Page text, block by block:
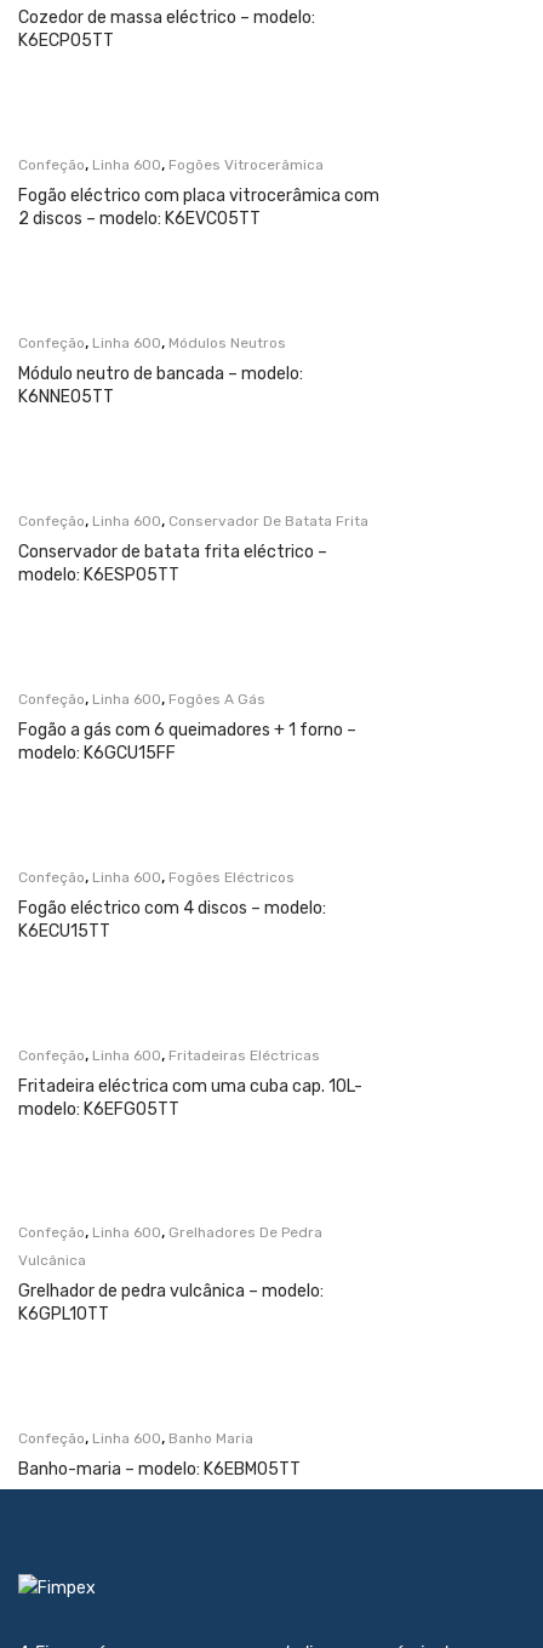
Cozedor de massa eléctrico – modelo:
K6ECP05TT
Confeção, Linha 600, Fogões Vitrocerâmica
Fogão eléctrico com placa vitrocerâmica com
2 discos – modelo: K6EVC05TT
Confeção, Linha 600, Módulos Neutros
Módulo neutro de bancada – modelo:
K6NNE05TT
Confeção, Linha 600, Conservador De Batata Frita
Conservador de batata frita eléctrico –
modelo: K6ESP05TT
Confeção, Linha 600, Fogões A Gás
Fogão a gás com 6 queimadores + 1 forno –
modelo: K6GCU15FF
Confeção, Linha 600, Fogões Eléctricos
Fogão eléctrico com 4 discos – modelo:
K6ECU15TT
Confeção, Linha 600, Fritadeiras Eléctricas
Fritadeira eléctrica com uma cuba cap. 10L-
modelo: K6EFG05TT
Confeção, Linha 600, Grelhadores De Pedra
Vulcânica
Grelhador de pedra vulcânica – modelo:
K6GPL10TT
Confeção, Linha 600, Banho Maria
Banho-maria – modelo: K6EBM05TT